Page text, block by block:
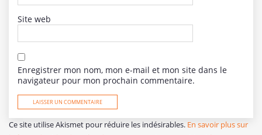
Site web
Enregistrer mon nom, mon e-mail et mon site dans le
navigateur pour mon prochain commentaire.
Ce site utilise Akismet pour réduire les indésirables. En savoir plus sur